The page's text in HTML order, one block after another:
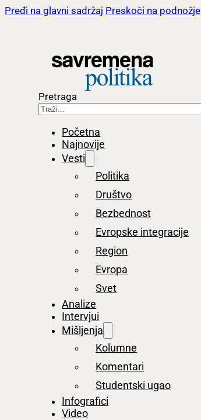
Pređi na glavni sadržaj Preskoči na podnožje
Pretraga
Početna
Najnovije
Vesti
Politika
Društvo
Bezbednost
Evropske integracije
Region
Evropa
Svet
Analize
Intervjui
Mišljenja
Kolumne
Komentari
Studentski ugao
Infografici
Video